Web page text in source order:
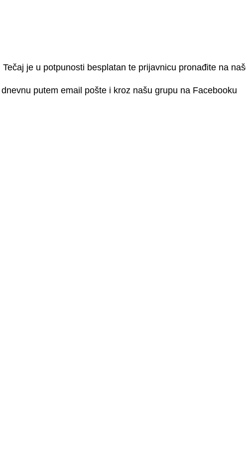
je u potpunosti besplatan te prijavnicu pronađite na
putem email pošte i kroz našu grupu na Facebooku